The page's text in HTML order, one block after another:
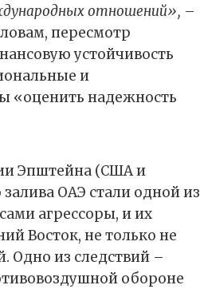
отношений», –
пересмотр
устойчивость
и
«оценить надежность
Эпштейна (США и
ОАЭ стали одной из
агрессоры, и их
Восток, не только не
Одно из следствий –
обороне